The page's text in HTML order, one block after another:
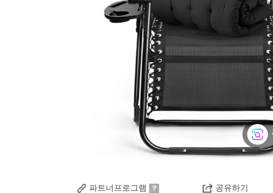
파트너프로그램 공유하기